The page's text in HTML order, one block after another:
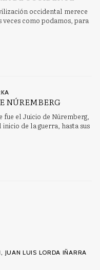
occidental merece
veces como podamos, para
NÚREMBERG
el Juicio de Núremberg,
inicio de la guerra, hasta sus
JUAN LUIS LORDA IÑARRA